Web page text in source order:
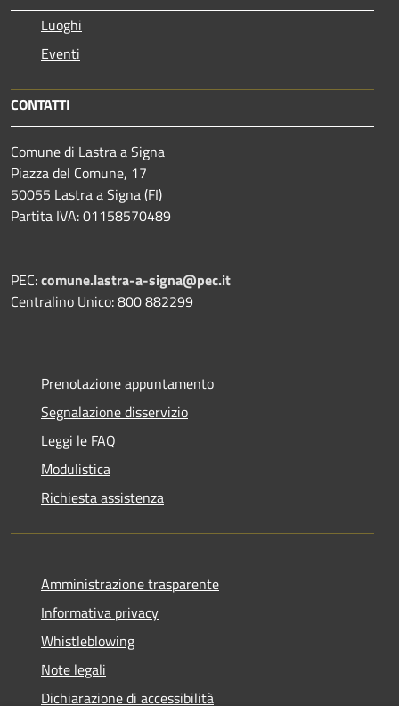
Luoghi
Eventi
CONTATTI
Comune di Lastra a Signa
Piazza del Comune, 17
50055 Lastra a Signa (FI)
Partita IVA: 01158570489
PEC:comune.lastra-a-signa@pec.it
Centralino Unico: 800 882299
Prenotazione appuntamento
Segnalazione disservizio
Leggi le FAQ
Modulistica
Richiesta assistenza
Amministrazione trasparente
Informativa privacy
Whistleblowing
Note legali
Dichiarazione di accessibilità